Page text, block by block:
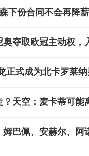
下份合同不会再降
奥夺取欧冠主动权，
正式成为北卡罗莱
？天空：麦卡蒂可能
巴佩、安赫尔、阿